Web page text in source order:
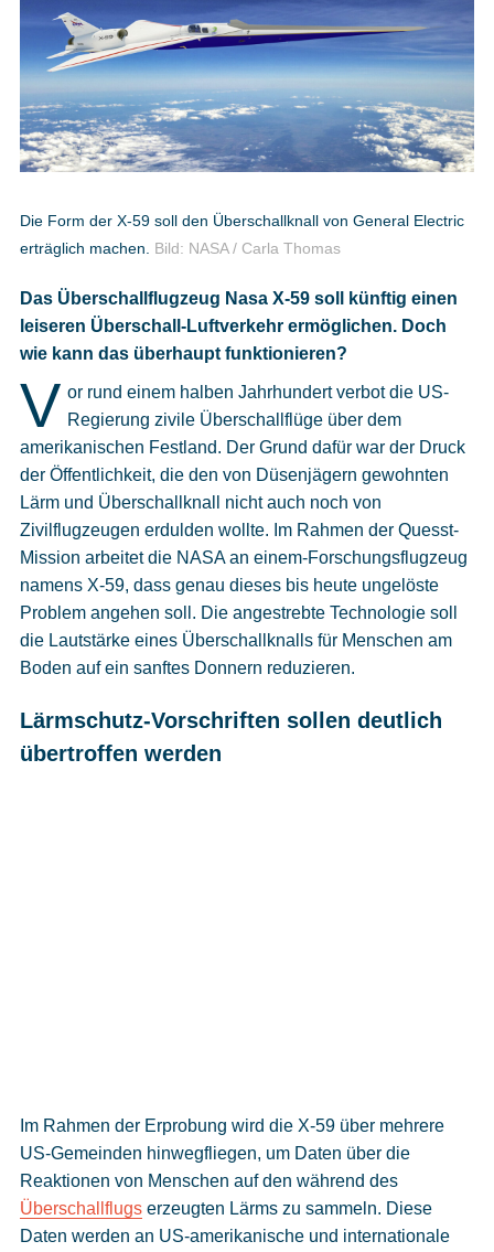
Digitale Ausgabe
Podcast
Impressum
Mediadaten
Cookies
Datenschutzeinstellungen
Die Form der X-59 soll den Überschallknall von General Electric
erträglich machen.
Bild: NASA / Carla Thomas
Das Überschallflugzeug Nasa X-59 soll künftig einen
leiseren Überschall-Luftverkehr ermöglichen. Doch
wie kann das überhaupt funktionieren?
V or rund einem halben Jahrhundert verbot die US-
Regierung zivile Überschallflüge über dem
amerikanischen Festland. Der Grund dafür war der Druck
der Öffentlichkeit, die den von Düsenjägern gewohnten
Lärm und Überschallknall nicht auch noch von
Zivilflugzeugen erdulden wollte. Im Rahmen der Quesst-
Mission arbeitet die NASA an einem-Forschungsflugzeug
namens X-59, dass genau dieses bis heute ungelöste
Problem angehen soll. Die angestrebte Technologie soll
die Lautstärke eines Überschallknalls für Menschen am
Boden auf ein sanftes Donnern reduzieren.
Lärmschutz-Vorschriften sollen deutlich
übertroffen werden
Im Rahmen der Erprobung wird die X-59 über mehrere
US-Gemeinden hinwegfliegen, um Daten über die
Reaktionen von Menschen auf den während des
Überschallflugserzeugten Lärms zu sammeln. Diese
Daten werden an US-amerikanische und internationale